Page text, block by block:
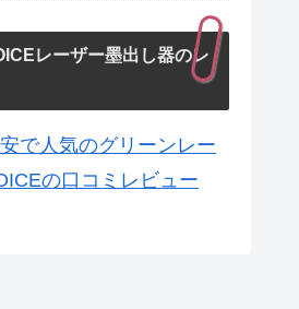
レーザー墨出し器のレ
で人気のグリーンレー
の口コミレビュー